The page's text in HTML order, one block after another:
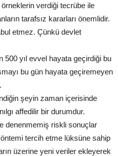
verdiği tecrübe ile
tarafsız kararları önemlidir.
etmez. Çünkü devlet
yıl evvel hayata geçirdiği bu
bu gün hayata geçiremeyen
şeyin zaman içerisinde
affedilir bir durumdur.
denenmemiş riskli sonuçlar
tercih etme lüksüne sahip
üzerine yeni veriler ekleyerek